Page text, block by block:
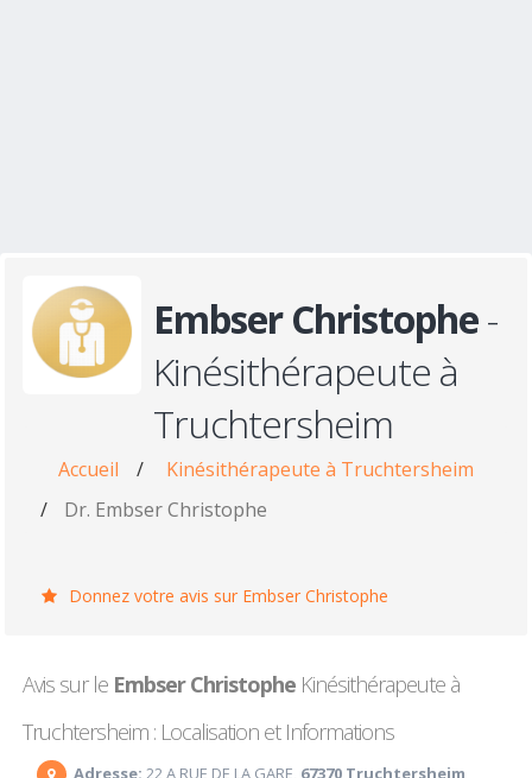
Embser Christophe-
Kinésithérapeute à
Truchtersheim
Accueil /
Kinésithérapeute à Truchtersheim
/
Dr. Embser Christophe
Donnez votre avis sur Embser Christophe
Avis sur le Embser Christophe Kinésithérapeute à
Truchtersheim : Localisation et Informations
Adresse: 22 A RUE DE LA GARE, 67370 Truchtersheim